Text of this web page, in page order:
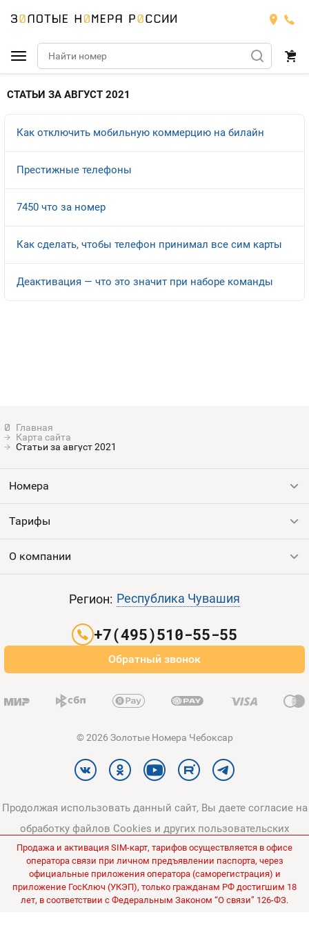
Подобрать номер
Билайн
БИЛАЙН
Номера
Тарифы
Номера
Тарифы
Йота
ЙОТА
Продать номер
Карта сайта
Статьи за август 2021
СТАТЬИ ЗА АВГУСТ 2021
Как отключить мобильную коммерцию на билайн
Престижные телефоны
7450 что за номер
Как сделать, чтобы телефон принимал все сим карты
Деактивация — что это значит при наборе команды
Номера
Все номера
Тарифы
Выгодные тарифы
О компании
Оплата и доставка
Регион: Республика Чувашия
+7(495)510-55-55
Обратный звонок
© 2026 Золотые Номера Чебоксар
Продолжая использовать данный сайт, Вы даете согласие на
обработку файлов Cookies и других пользовательских
данных, в соответствии сПолитикой конфиденциальности
Политикой в отношении обработки персональных данных
Все цены на сайте указаны без НДС.
Продажа и активация SIM-карт, тарифов осуществляется в офисе
оператора связи при личном предъявлении паспорта, через
официальные приложения оператора (саморегистрация) и
приложение ГосКлюч (УКЭП), только гражданам РФ достигшим 18
лет, в соответствии с Федеральным Законом “О связи” 126-ФЗ.